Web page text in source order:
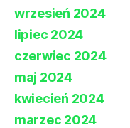
wrzesień 2024
lipiec 2024
czerwiec 2024
maj 2024
kwiecień 2024
marzec 2024